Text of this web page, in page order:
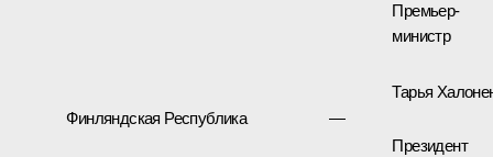
Премьер-
министр
Финляндская Республика —
Тарья
Президент